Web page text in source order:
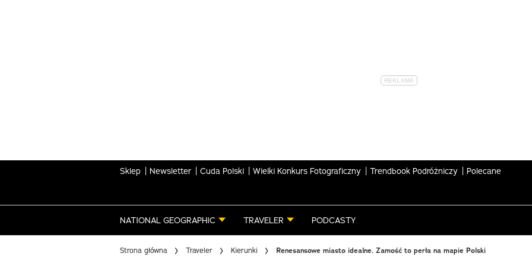
Sklep Newsletter Cuda Polski Wielki Konkurs Fotograficzny Trendbook Podróżniczy Polecane
NATIONAL GEOGRAPHIC TRAVELER PODCASTY
Strona główna Traveler Kierunki Renesansowe miasto idealne. Zamość to perła na mapie Polski